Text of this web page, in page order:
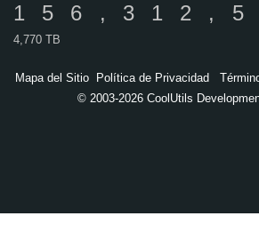
4,770 TB
Mapa del Sitio Política de Privacidad
© 2003-2026 CoolUtils